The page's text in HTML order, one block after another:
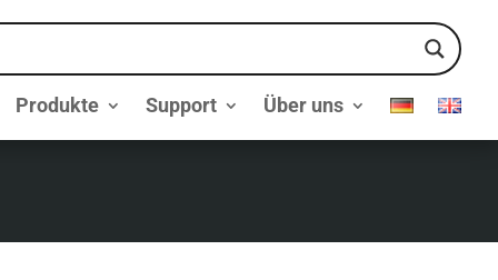
Produkte Support Über uns